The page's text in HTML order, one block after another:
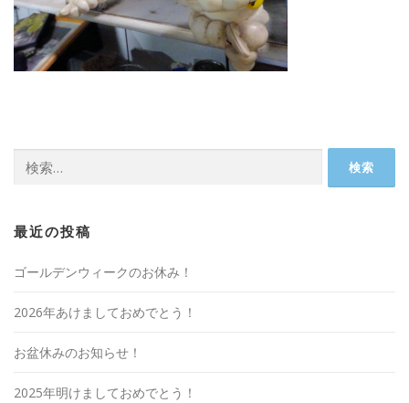
索:
最近の投稿
ゴールデンウィークのお休み！
2026年あけましておめでとう！
お盆休みのお知らせ！
2025年明けましておめでとう！